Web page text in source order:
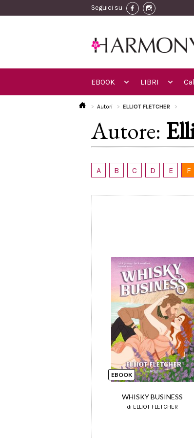
Seguici su
EBOOK LIBRI
Autori ELLIOT FLETCHER
Autore:
A B C D E F
EBOOK
WHISKY BUSINESS
di ELLIOT FLETCHER